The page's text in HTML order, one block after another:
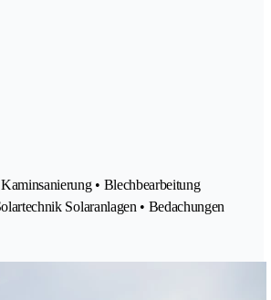
• Blechbearbeitung
Solaranlagen • Bedachungen